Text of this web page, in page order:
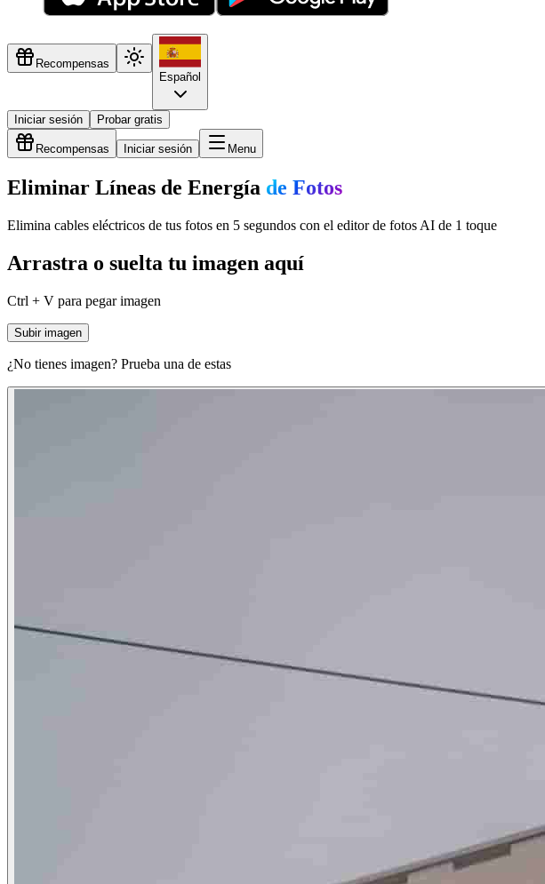
Recompensas
Español
Iniciar sesión Probar gratis
Recompensas Iniciar sesión Menu
Eliminar Líneas de Energía de Fotos
Elimina cables eléctricos de tus fotos en 5 segundos con el editor de fotos AI de 1 toque
Arrastra o suelta tu imagen aquí
Ctrl + V para pegar imagen
Subir imagen
¿No tienes imagen? Prueba una de estas